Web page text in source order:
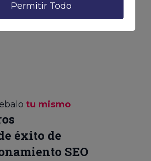
Permitir Todo
tu mismo
éxito de
SEO